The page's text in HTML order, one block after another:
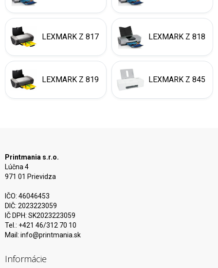
LEXMARK Z 817 LEXMARK Z 818
LEXMARK Z 819 LEXMARK Z 845
Printmania s.r.o.
Lúčna 4
971 01 Prievidza
IČO: 46046453
DIČ: 2023223059
IČ DPH: SK2023223059
Tel.: +421 46/312 70 10
Mail: info@printmania.sk
Informácie